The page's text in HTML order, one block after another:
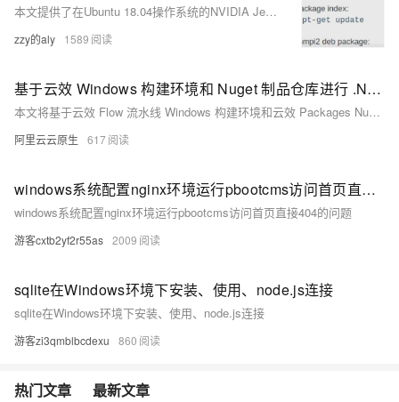
本文提供了在Ubuntu 18.04操作系统的NVIDIA Jetson平台上安装深度学习和计算机视觉相关库的详细步骤，包括PyTorch、OpenCV、ONNX、TensorFlow等。
zzy的aly 1589
基于云效 Windows 构建环境和 Nuget 制品仓库进行 .Net 应用开发
本文将基于云效 Flow 流水线 Windows 构建环境和云效 Packages Nuget 制品仓库手把手教你如何开发并部署一个 .NET 应用，从环境搭建到实战应用发布的详细教程，帮助你掌握 .NET 开发的核心技能。
阿里云云原生 617
windows系统配置nginx环境运行pbootcms访问首页直接404的问题
windows系统配置nginx环境运行pbootcms访问首页直接404的问题
游客cxtb2yf2r55as 2009
sqlite在Windows环境下安装、使用、node.js连接
sqlite在Windows环境下安装、使用、node.js连接
游客zi3qmblbcdexu 860
热门文章 最新文章